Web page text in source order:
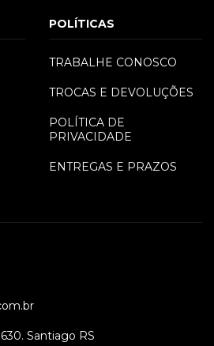
POLÍTICAS
TRABALHE CONOSCO
TROCAS E DEVOLUÇÕES
POLÍTICA DE
PRIVACIDADE
ENTREGAS E PRAZOS
Santiago RS